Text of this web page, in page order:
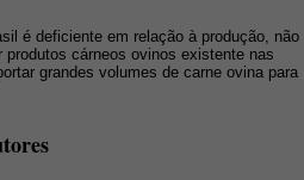
é deficiente em relação à produção, não
cárneos ovinos existente nas
grandes volumes de carne ovina para